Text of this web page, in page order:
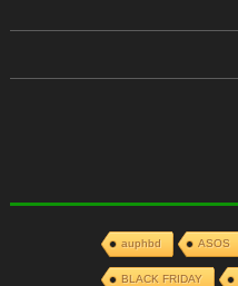
ASOS
auphbd
BLACK FRIDAY